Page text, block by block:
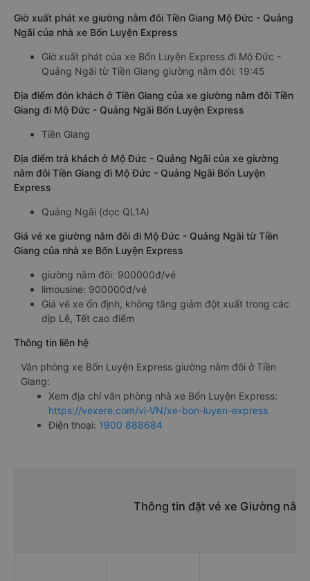
Giờ xuất phát xe giường nằm đôi Tiền Giang Mộ Đức - Quảng
Ngãi của nhà xe Bốn Luyện Express
Giờ xuất phát của xe Bốn Luyện Express đi Mộ Đức -
Quảng Ngãi từ Tiền Giang giường nằm đôi: 19:45
Địa điểm đón khách ở Tiền Giang của xe giường nằm đôi Tiền
Giang đi Mộ Đức - Quảng Ngãi Bốn Luyện Express
Tiền Giang
Địa điểm trả khách ở Mộ Đức - Quảng Ngãi của xe giường
nằm đôi Tiền Giang đi Mộ Đức - Quảng Ngãi Bốn Luyện
Express
Quảng Ngãi (dọc QL1A)
Giá vé xe giường nằm đôi đi Mộ Đức - Quảng Ngãi từ Tiền
Giang của nhà xe Bốn Luyện Express
giường nằm đôi: 900000đ/vé
limousine: 900000đ/vé
Giá vé xe ổn định, không tăng giảm đột xuất trong các
dịp Lễ, Tết cao điểm
Thông tin liên hệ
Văn phòng xe Bốn Luyện Express giường nằm đôi ở Tiền
Giang:
Xem địa chỉ văn phòng nhà xe Bốn Luyện Express:
https://vexere.com/vi-VN/xe-bon-luyen-express
Điện thoại: 1900 888684
Thông tin đặt vé xe Giường